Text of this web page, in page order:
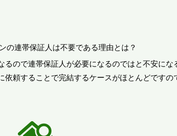
ので連帯保証人が必要になるのではと不安にな
頼することで完結するケースがほとんどです